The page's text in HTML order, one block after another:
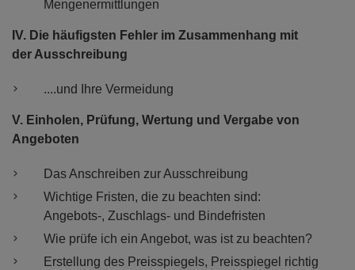
Mengenermittlungen
IV. Die häufigsten Fehler im Zusammenhang mit
der Ausschreibung
....und Ihre Vermeidung
V. Einholen, Prüfung, Wertung und Vergabe von
Angeboten
Das Anschreiben zur Ausschreibung
Wichtige Fristen, die zu beachten sind:
Angebots-, Zuschlags- und Bindefristen
Wie prüfe ich ein Angebot, was ist zu beachten?
Erstellung des Preisspiegels, Preisspiegel richtig